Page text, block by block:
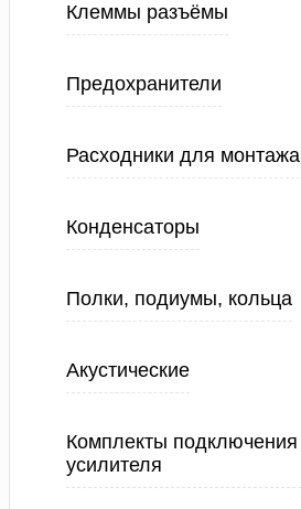
Клеммы разъёмы
Предохранители
Расходники для монтажа
Конденсаторы
Полки, подиумы, кольца
Акустические
Комплекты подключения
усилителя